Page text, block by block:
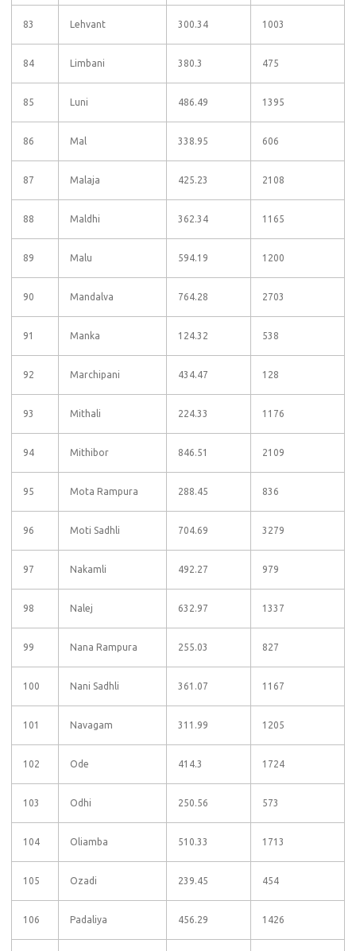
83 Lehvant 300.34 1003
84 Limbani 380.3 475
85 Luni 486.49 1395
86 Mal 338.95 606
87 Malaja 425.23 2108
88 Maldhi 362.34 1165
89 Malu 594.19 1200
90 Mandalva 764.28 2703
91 Manka 124.32 538
92 Marchipani 434.47 128
93 Mithali 224.33 1176
94 Mithibor 846.51 2109
95 Mota Rampura 288.45 836
96 Moti Sadhli 704.69 3279
97 Nakamli 492.27 979
98 Nalej 632.97 1337
99 Nana Rampura 255.03 827
100 Nani Sadhli 361.07 1167
101 Navagam 311.99 1205
102 Ode 414.3 1724
103 Odhi 250.56 573
104 Oliamba 510.33 1713
105 Ozadi 239.45 454
106 Padaliya 456.29 1426